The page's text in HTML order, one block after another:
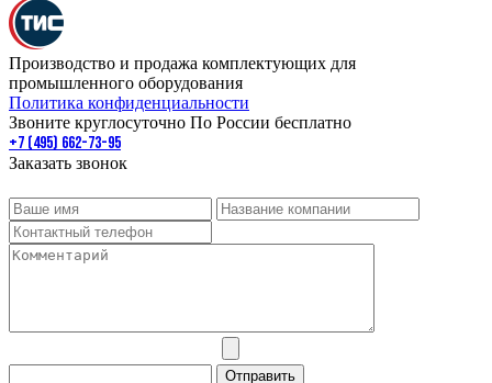
Производство и продажа комплектующих для
промышленного оборудования
Политика конфиденциальности
Звоните круглосуточно По России бесплатно
+7 (495) 662-73-95
Заказать звонок